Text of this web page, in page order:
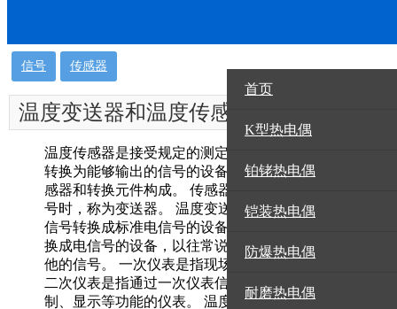
首页
K型热电偶
铂铑热电偶
铠装热电偶
防爆热电偶
耐磨热电偶
信号 传感器
温度变送器和温度传感
器的区别
温度传感器是接受规定的测定，并能够按照一定的规则
转换为能够输出的信号的设备或装置的总称，通常由传
感器和转换元件构成。 传感器的输出为规定的标准信
号时，称为变送器。 温度变送器的概念是将非标准电
信号转换成标准电信号的设备，传感器是将物理信号转
换成电信号的设备，以往常说物理信号，但现在也有其
他的信号。 一次仪表是指现场仪表或基地的控制表，
二次仪表是指通过一次仪表信号完成其它功能，例如控
制、显示等功能的仪表。 温度传感器将非电气的物理